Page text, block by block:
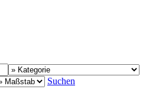
Suchen